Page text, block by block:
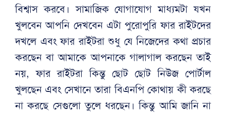
বিশ্বাস করবে। সামাজিক যোগাযোগ মাধ্যমটা যখন
খুলবেন আপনি দেখবেন এটা পুরোপুরি ফার রাইটদের
দখলে এবং ফার রাইটরা শুধু যে নিজেদের কথা প্রচার
করছেন বা আমাকে আপনাকে গালাগাল করছেন তাই
নয়, ফার রাইটরা কিন্তু ছোট ছোট নিউজ পোর্টাল
খুলছেন এবং সেখানে তারা বিএনপি কোথায় কী করছে
না করছে সেগুলো তুলে ধরছেন। কিন্তু আমি জানি না